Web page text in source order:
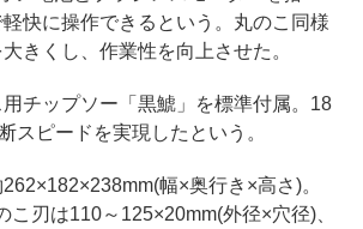
快に操作できるという。丸のこ同様
きくし、作業性を向上させた。
チップソー「黒鯱」を標準付属。18
スピードを実現したという。
幅×奥行き×高さ)。
こ刃は110～125×20mm(外径×穴径)、